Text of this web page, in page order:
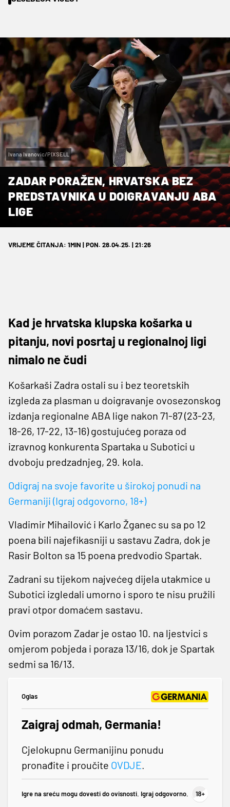
Ivana Ivanovic/PIXSELL
ZADAR PORAŽEN, HRVATSKA BEZ
PREDSTAVNIKA U DOIGRAVANJU ABA
LIGE
VRIJEME ČITANJA: 1MIN | PON. 28.04.25. | 21:26
Kad je hrvatska klupska košarka u
pitanju, novi posrtaj u regionalnoj ligi
nimalo ne čudi
Košarkaši Zadra ostali su i bez teoretskih
izgleda za plasman u doigravanje ovosezonskog
izdanja regionalne ABA lige nakon 71-87 (23-23,
18-26, 17-22, 13-16) gostujućeg poraza od
izravnog konkurenta Spartaka u Subotici u
dvoboju predzadnjeg, 29. kola.
Odigraj na svoje favorite u širokoj ponudi na
Germaniji (Igraj odgovorno, 18+)
Vladimir Mihailović i Karlo Žganec su sa po 12
poena bili najefikasniji u sastavu Zadra, dok je
Rasir Bolton sa 15 poena predvodio Spartak.
Zadrani su tijekom najvećeg dijela utakmice u
Subotici izgledali umorno i sporo te nisu pružili
pravi otpor domaćem sastavu.
Ovim porazom Zadar je ostao 10. na ljestvici s
omjerom pobjeda i poraza 13/16, dok je Spartak
sedmi sa 16/13.
Oglas
Zaigraj odmah, Germania!
Cjelokupnu Germanijinu ponudu
pronađite i proučite OVDJE.
Igre na sreću mogu dovesti do ovisnosti. Igraj odgovorno.